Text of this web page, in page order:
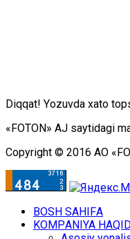
Diqqаt! Yоzuvdа хаtо
«FOTON» АJ sаytidаgi
Copyright © 2016 АО
BОSH SАHIFА
KОMPАNIYA